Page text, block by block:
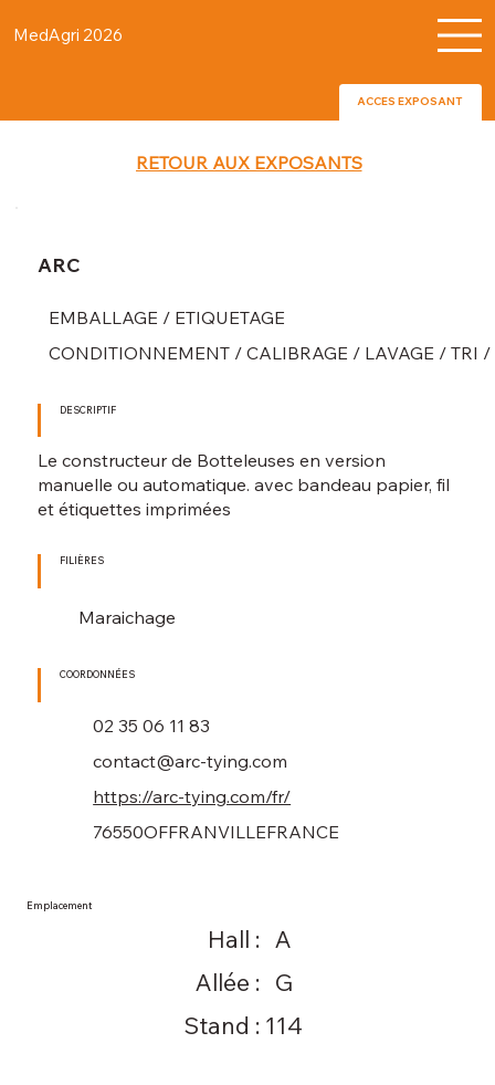
MedAgri 2026
ACCES EXPOSANT
COORDONNÉES
02 35 06 11 83
contact@arc-tying.com
https://arc-tying.com/fr/
76550OFFRANVILLEFRANCE
Le constructeur de Botteleuses en version
manuelle ou automatique. avec bandeau papier, fil
et étiquettes imprimées
DESCRIPTIF
Maraichage
FILIÈRES
ARC
EMBALLAGE / ETIQUETAGE
CONDITIONNEMENT / CALIBRAGE / LAVAGE / TRI /
Hall :
Allée :
Stand :
A
G
114
Emplacement
RETOUR AUX EXPOSANTS